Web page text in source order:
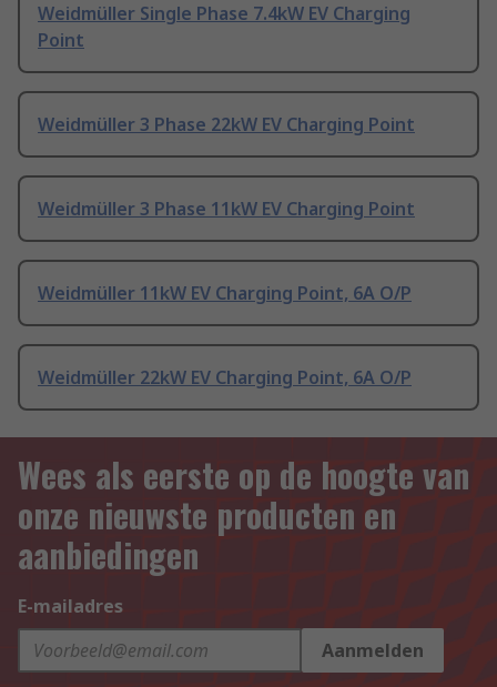
Weidmüller Single Phase 7.4kW EV Charging
Point
Weidmüller 3 Phase 22kW EV Charging Point
Weidmüller 3 Phase 11kW EV Charging Point
Weidmüller 11kW EV Charging Point, 6A O/P
Weidmüller 22kW EV Charging Point, 6A O/P
Wees als eerste op de hoogte van
onze nieuwste producten en
aanbiedingen
E-mailadres
Aanmelden